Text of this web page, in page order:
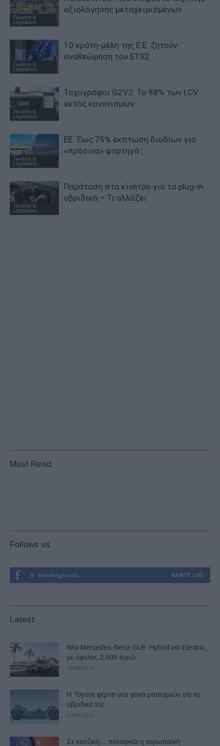
Taxation &
Legislation
αξιολόγησης μεταχειρισμένων
Taxation &
Legislation
10 κράτη-μέλη της Ε.Ε. ζητούν
αναθεώρηση του ETS2
Taxation &
Legislation
Ταχογράφοι G2V2: Το 88% των LCV
εκτός κανονισμών
Taxation &
Legislation
ΕΕ: Έως 75% έκπτωση διοδίων για
«πράσινα» φορτηγά ;
Taxation &
Legislation
Παράταση στα κίνητρα για τα plug-in
υβριδικά – Τι αλλάζει
Must Read
Follows us
0 Υποστηρικτές ΚΆΝΤΕ LIKE
Latest
Νέα Mercedes-Benz GLB: Hybrid και Electric,
με όφελος 2.000 ευρώ
10/08/2026
Η Toyota φέρνει νέα γενιά μπαταριών για τα
υβριδικά της
07/08/2026
Σε κινεζική… πολιορκία η ευρωπαϊκή